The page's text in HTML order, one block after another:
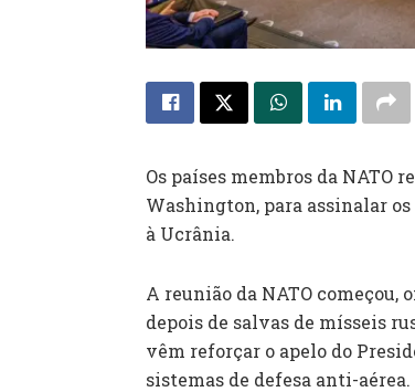
Os países membros da NATO
Washington, para assinalar
à Ucrânia.
A reunião da NATO começou,
depois de salvas de mísseis
vêm reforçar o apelo do
sistemas de defesa anti-aérea.